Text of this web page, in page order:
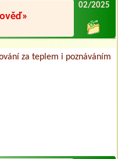
02/2025
za teplem i poznáváním